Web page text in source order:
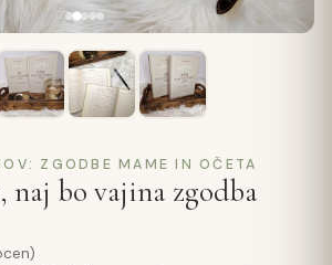
ZGODBE MAME IN OČETA
naj bo vajina zgodba